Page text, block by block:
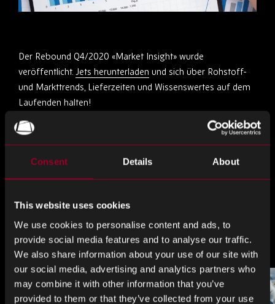
Consent Details About
This website uses cookies
We use cookies to personalise content and ads, to
provide social media features and to analyse our traffic.
We also share information about your use of our site with
our social media, advertising and analytics partners who
may combine it with other information that you’ve
provided to them or that they’ve collected from your use
Der Rebound Q4/2020 «Market Insight» wurde
veröffentlicht. Jets herunterladen und sich über Rohstoff-
und Markttrends, Lieferzeiten und Wissenswertes auf dem
Laufenden halten!
Teile das
Sie
weiter
LinkedIn
weiter
Facebook
weiter
Twitter
Mehr aus dem Blog